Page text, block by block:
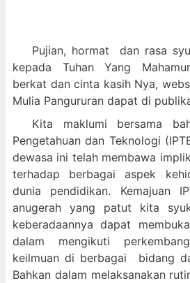
Pujian, hormat dan rasa
kepada Tuhan Yang
berkat dan cinta kasih Nya,
Mulia Pangururan dapat di
Kita maklumi bersama
Pengetahuan dan Teknologi
dewasa ini telah membawa
terhadap berbagai aspek
dunia pendidikan. Kemajuan
anugerah yang patut kita
keberadaannya dapat
dalam mengikuti
keilmuan di berbagai bidang
Bahkan dalam melaksanakan